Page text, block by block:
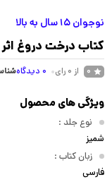
نوجوان 15 سال به بالا
کتاب درخت دروغ اثر
0 از 0 رای 0 دیدگاه
ویژگی های محصول
نوع جلد :
شمیز
زبان کتاب :
فارسی